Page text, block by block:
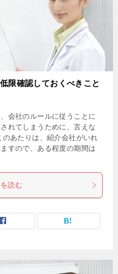
限確認しておくべきこと
会社のルールに従うことに
れてしまうために、言えな
あたりは、紹介会社がいれ
すので、ある程度の期間は
読む